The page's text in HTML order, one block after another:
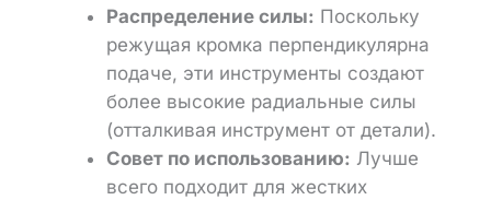
Распределение силы: Поскольку
режущая кромка перпендикулярна
подаче, эти инструменты создают
более высокие радиальные силы
(отталкивая инструмент от детали).
Совет по использованию: Лучше
всего подходит для жестких